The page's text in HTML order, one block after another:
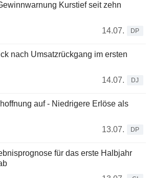
Kurstief seit zehn
14.07.
DP
nach Umsatzrückgang im ersten
14.07.
DJ
auf - Niedrigere Erlöse als
13.07.
DP
für das erste Halbjahr